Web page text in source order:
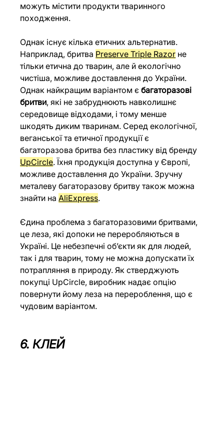
можуть містити продукти тваринного
походження.
Однак існує кілька етичних альтернатив.
Наприклад, бритва Preserve Triple Razor не
тільки етична до тварин, але й екологічно
чистіша, можливе доставлення до України.
Однак найкращим варіантом є багаторазові
бритви, які не забруднюють навколишнє
середовище відходами, і тому менше
шкодять диким тваринам. Серед екологічної,
веганської та етичної продукції є
багаторазова бритва без пластику від бренду
UpCircle. Їхня продукція доступна у Європі,
можливе доставлення до України. Зручну
металеву багаторазову бритву також можна
знайти на AliExpress.
Єдина проблема з багаторазовими бритвами,
це леза, які допоки не переробляються в
Україні. Це небезпечні об’єкти як для людей,
так і для тварин, тому не можна допускати їх
потрапляння в природу. Як стверджують
покупці UpCircle, виробник надає опцію
повернути йому леза на перероблення, що є
чудовим варіантом.
6. КЛЕЙ